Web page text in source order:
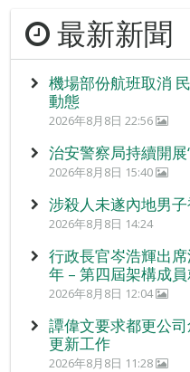
最新新聞
機場部份航班取消
動態
2026年8月8日 22:56
治安警察局持續開
2026年8月8日 15:40
涉殺人未遂內地男
2026年8月8日 14:24
行政長官岑浩輝出
年 – 第四屆架構成員
2026年8月8日 12:04
譚偉文要求都更公
更新工作
2026年8月8日 11:28